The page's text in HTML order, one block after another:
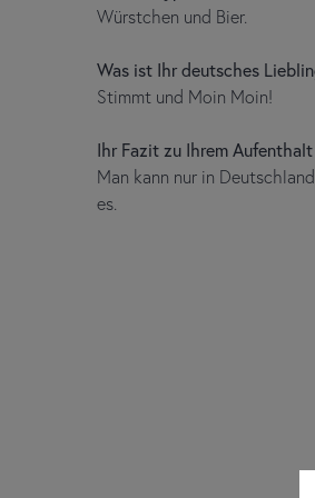
Würstchen und Bier.
Was ist Ihr deutsches
Stimmt und Moin Moin!
Ihr Fazit zu Ihrem
Man kann nur in
es.